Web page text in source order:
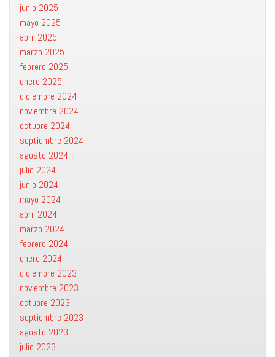
junio 2025
mayo 2025
abril 2025
marzo 2025
febrero 2025
enero 2025
diciembre 2024
noviembre 2024
octubre 2024
septiembre 2024
agosto 2024
julio 2024
junio 2024
mayo 2024
abril 2024
marzo 2024
febrero 2024
enero 2024
diciembre 2023
noviembre 2023
octubre 2023
septiembre 2023
agosto 2023
julio 2023